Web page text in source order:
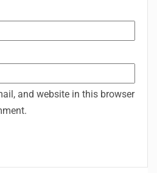
and website in this browser